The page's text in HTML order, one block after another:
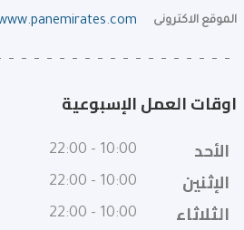
الموقع الاكترونى
اوقات العمل الإسبوعية
الأحد
10:00 - 22:00
الإثنين 10:00 - 22:00
الثلاثاء 10:00 - 22:00